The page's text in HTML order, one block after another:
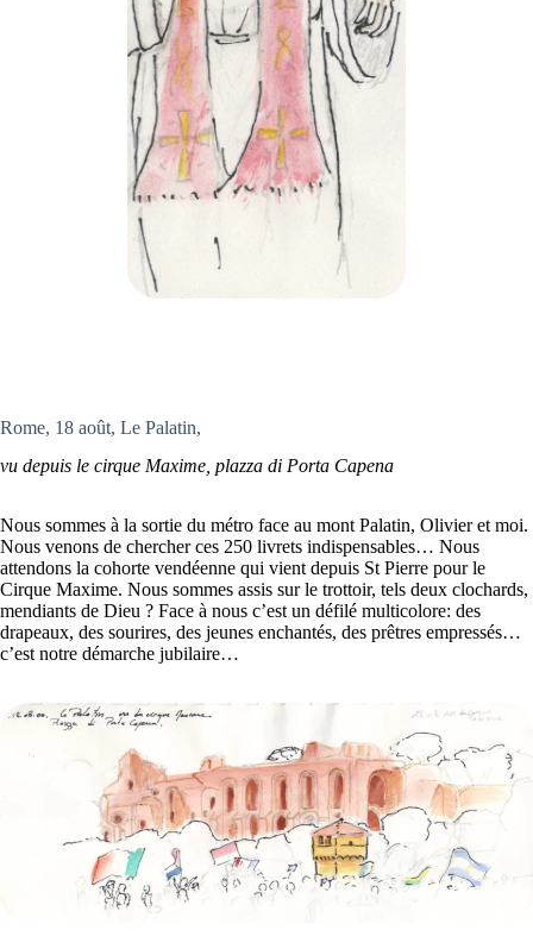
Rome, 18 août, Le Palatin,
vu depuis le cirque Maxime, plazza di Porta Capena
Nous sommes à la sortie du métro face au mont Palatin, Olivier et moi.
Nous venons de chercher ces 250 livrets indispensables… Nous
attendons la cohorte vendéenne qui vient depuis St Pierre pour le
Cirque Maxime. Nous sommes assis sur le trottoir, tels deux clochards,
mendiants de Dieu ? Face à nous c’est un défilé multicolore: des
drapeaux, des sourires, des jeunes enchantés, des prêtres empressés…
c’est notre démarche jubilaire…